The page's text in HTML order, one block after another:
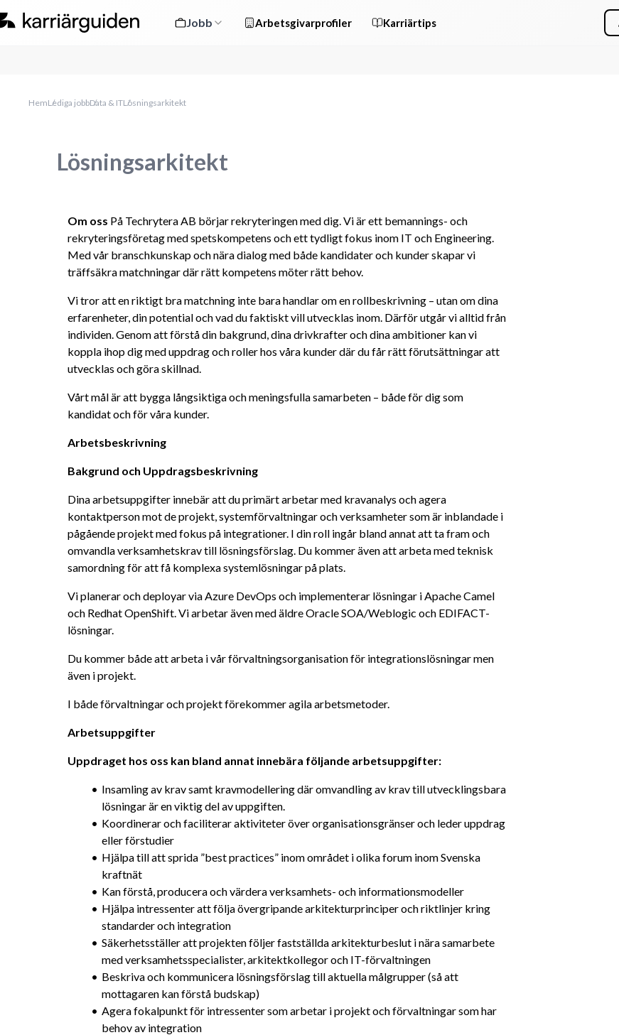
Jobb Arbetsgivarprofiler Karriärtips
HemLediga jobbData & ITLösningsarkitekt
Lösningsarkitekt
Om oss På Techrytera AB börjar rekryteringen med dig. Vi är ett bemannings- och
rekryteringsföretag med spetskompetens och ett tydligt fokus inom IT och Engineering.
Med vår branschkunskap och nära dialog med både kandidater och kunder skapar vi
träffsäkra matchningar där rätt kompetens möter rätt behov.
Vi tror att en riktigt bra matchning inte bara handlar om en rollbeskrivning – utan om dina
erfarenheter, din potential och vad du faktiskt vill utvecklas inom. Därför utgår vi alltid från
individen. Genom att förstå din bakgrund, dina drivkrafter och dina ambitioner kan vi
koppla ihop dig med uppdrag och roller hos våra kunder där du får rätt förutsättningar att
utvecklas och göra skillnad.
Vårt mål är att bygga långsiktiga och meningsfulla samarbeten – både för dig som
kandidat och för våra kunder.
Arbetsbeskrivning
Bakgrund och Uppdragsbeskrivning
Dina arbetsuppgifter innebär att du primärt arbetar med kravanalys och agera
kontaktperson mot de projekt, systemförvaltningar och verksamheter som är inblandade i
pågående projekt med fokus på integrationer. I din roll ingår bland annat att ta fram och
omvandla verksamhetskrav till lösningsförslag. Du kommer även att arbeta med teknisk
samordning för att få komplexa systemlösningar på plats.
Vi planerar och deployar via Azure DevOps och implementerar lösningar i Apache Camel
och Redhat OpenShift. Vi arbetar även med äldre Oracle SOA/Weblogic och EDIFACT-
lösningar.
Du kommer både att arbeta i vår förvaltningsorganisation för integrationslösningar men
även i projekt.
I både förvaltningar och projekt förekommer agila arbetsmetoder.
Arbetsuppgifter
Uppdraget hos oss kan bland annat innebära följande arbetsuppgifter:
Insamling av krav samt kravmodellering där omvandling av krav till utvecklingsbara
lösningar är en viktig del av uppgiften.
Koordinerar och faciliterar aktiviteter över organisationsgränser och leder uppdrag
eller förstudier
Hjälpa till att sprida ”best practices” inom området i olika forum inom Svenska
kraftnät
Kan förstå, producera och värdera verksamhets- och informationsmodeller
Hjälpa intressenter att följa övergripande arkitekturprinciper och riktlinjer kring
standarder och integration
Säkerhetsställer att projekten följer fastställda arkitekturbeslut i nära samarbete
med verksamhetsspecialister, arkitektkollegor och IT-förvaltningen
Beskriva och kommunicera lösningsförslag till aktuella målgrupper (så att
mottagaren kan förstå budskap)
Agera fokalpunkt för intressenter som arbetar i projekt och förvaltningar som har
behov av integration